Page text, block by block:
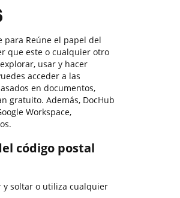
para Reúne el papel del
que este o cualquier otro
usar y hacer
acceder a las
en documentos,
gratuito. Además, DocHub
Workspace,
código postal
y soltar o utiliza cualquier